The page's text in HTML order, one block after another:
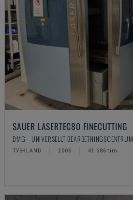
SAUER LASERTEC80 FINECUTTING
DMG - UNIVERSELLT BEARBETNINGSCENTRUM
TYSKLAND 2006 43.686 tim.